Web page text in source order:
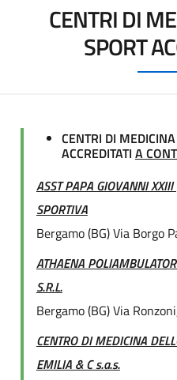
CENTRI DI
SPORT
CENTRI DI
ACCREDITATI A
ASST PAPA GIOVANNI
SPORTIVA
Bergamo (BG) Via Borgo
ATHAENA
S.R.L.
Bergamo (BG) Via
CENTRO DI MEDICINA
EMILIA & C s.a.s.